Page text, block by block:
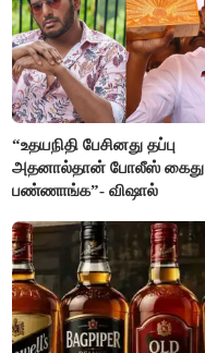
“உதயநிதி பேசினது தப்பு
அதனால்தான் போலீஸ் கைது
பண்ணாங்க”- விஷால்